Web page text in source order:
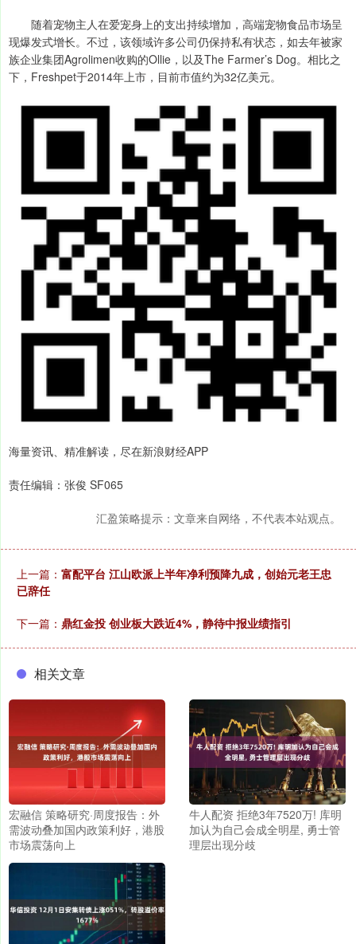
随着宠物主人在爱宠身上的支出持续增加，高端宠物食品市场呈
现爆发式增长。不过，该领域许多公司仍保持私有状态，如去年被家
族企业集团Agrolimen收购的Ollie，以及The Farmer’s Dog。相比之
下，Freshpet于2014年上市，目前市值约为32亿美元。
海量资讯、精准解读，尽在新浪财经APP
责任编辑：张俊 SF065
汇盈策略提示：文章来自网络，不代表本站观点。
上一篇： 富配平台 江山欧派上半年净利预降九成，创始元老王忠
已辞任
下一篇： 鼎红金投 创业板大跌近4%，静待中报业绩指引
相关文章
宏融信 策略研究·周度报告：外
需波动叠加国内政策利好，港股
市场震荡向上
牛人配资 拒绝3年7520万! 库明
加认为自己会成全明星, 勇士管
理层出现分歧